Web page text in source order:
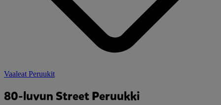
Vaaleat Peruukit
80-luvun Street Peruukki